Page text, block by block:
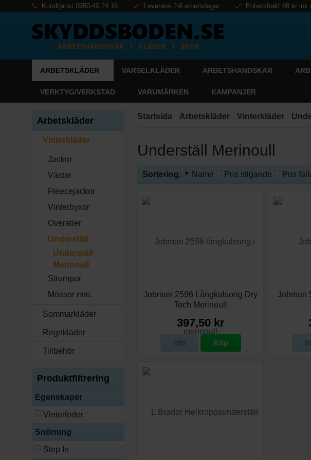
Kundtjänst 0950-40 24 16 Leverans 2-6 arbetsdagar Enhetsfrakt 88 kr ink
ARBETSKLÄDER VARSELKLÄDER ARBETSHANDSKAR
VERKTYG/VERKSTAD VARUMÄRKEN KAMPANJER
Arbetskläder
Vinterkläder
Jackor
Västar
Fleecejackor
Vinterbyxor
Overaller
Underställ
Underställ
Merinoull
Strumpor
Mössor mm.
Sommarkläder
Regnkläder
Tillbehör
Produktfiltrering
Egenskaper
Vinterfoder
Snörning
Step In
Startsida Arbetskläder Vinterkläder
Underställ Merinoull
Sortering: Namn Pris stigande Pris
Jobman 2596 Långkalsong Dry
Tech Merinoull
397,50 kr
Info Köp
Jobman